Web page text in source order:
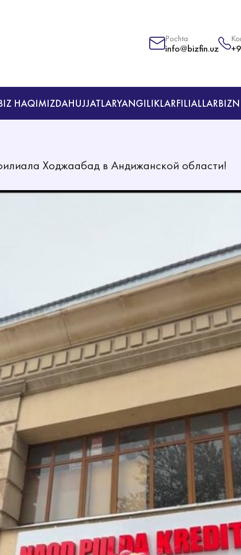
Pochta
info@bizfin.uz
HAQIMIZDAHUJJATLARYANGILIKLARFILIALLAR
Ходжаабад в Андижанской области!